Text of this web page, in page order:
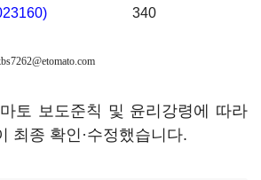
340
토 보도준칙 및 윤리강령에 따라
최종 확인·수정했습니다.